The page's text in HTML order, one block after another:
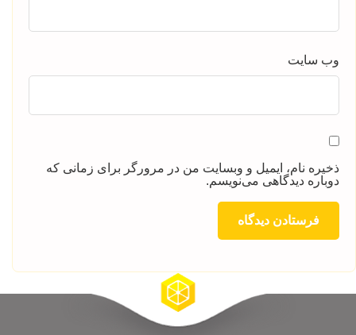
وب‌ سایت
ذخیره نام، ایمیل و وبسایت من در مرورگر برای زمانی که
دوباره دیدگاهی می‌نویسم.